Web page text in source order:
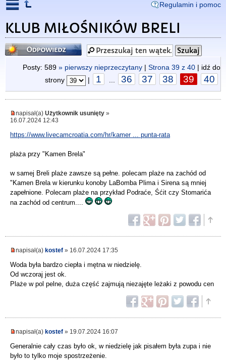
Regulamin i pomoc
KLUB MIŁOŚNIKÓW BRELI
Odpowiedz
Posty: 589 » pierwszy nieprzeczytany | Strona 39 z 40 | idź do
strony
| 1 36 37 38 39 40
napisał(a) Użytkownik usunięty »
16.07.2024 12:43
https://www.livecamcroatia.com/hr/kamer ... punta-rata
plaża przy "Kamen Brela"
w samej Breli plaże zawsze są pełne. polecam plaże na zachód od
"Kamen Brela w kierunku konoby LaBomba Plima i Sirena są mniej
zapełnione. Polecam plaże na przykład Podraće, Śćit czy Stomarića
na zachód od centrum....
napisał(a) kostef » 16.07.2024 17:35
Woda była bardzo ciepła i mętna w niedzielę.
Od wczoraj jest ok.
Plaże w pol pelne, duża część zajmują niezajęte leżaki z powodu cen
napisał(a) kostef » 19.07.2024 16:07
Generalnie cały czas było ok, w niedzielę jak pisałem była zupa i nie
było to tylko moje spostrzeżenie.